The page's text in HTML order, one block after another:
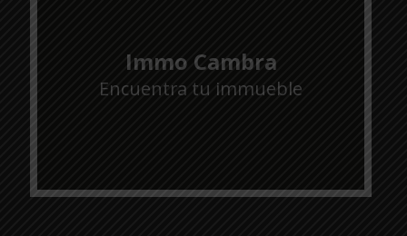
Immo Cambra
Encuentra tu immueble